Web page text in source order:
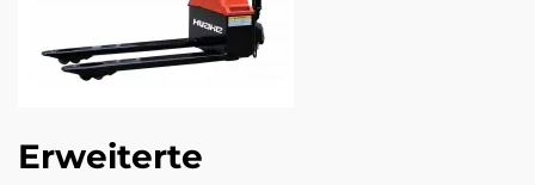
Erweiterte